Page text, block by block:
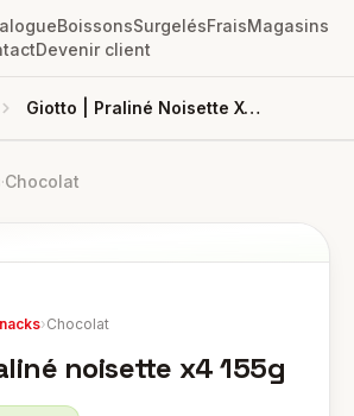
BoissonsSurgelésFraisMagasins
Devenir client
Giotto | Praliné Noisette X4 155g
·Chocolat
›Chocolat
noisette x4 155g